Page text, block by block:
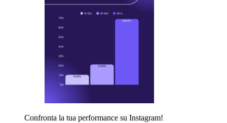
Confronta la tua performance su Instagram!